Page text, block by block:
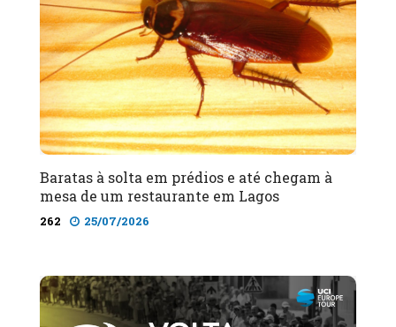
Baratas à solta em prédios e até chegam à
mesa de um restaurante em Lagos
262 25/07/2026